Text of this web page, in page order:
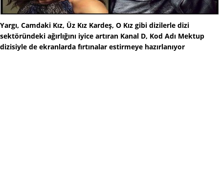
Yargı, Camdaki Kız, Üz Kız Kardeş, O Kız gibi dizilerle dizi
sektöründeki ağırlığını iyice artıran Kanal D, Kod Adı Mektup
dizisiyle de ekranlarda fırtınalar estirmeye hazırlanıyor